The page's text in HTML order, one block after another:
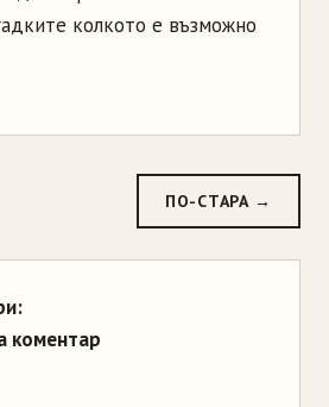
колкото е възможно
ПО-СТАРА →
коментар